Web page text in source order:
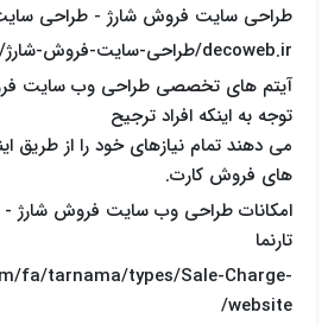
طراحی سایت فروش شارژ - طراحی
decoweb.ir/طراحی-سایت-فروش-شارژ/
آیتم های تخصصی طراحی وب سایت
توجه به اینکه افراد ترجیح
می دهند تمام نیازهای خود را از طریق
های فروش کارت.
امکانات طراحی وب سایت فروش شارژ
تارنما
fa/tarnama/types/Sale-Charge-
website/